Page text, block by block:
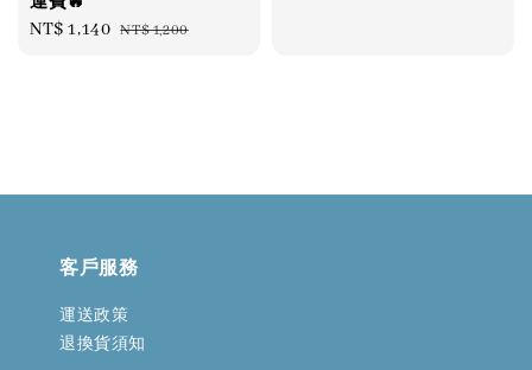
Sale
NT$ 1,140 Regular
NT$ 1,200
客戶服務
運送政策
退換貨須知